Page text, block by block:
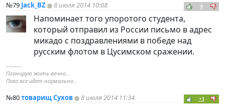
№79 Jack_BZ 8 июля 2014 10:08 0
Напоминает того упоротого студента,
который отправил из России письмо в адрес
микадо с поздравлениями в победе над
русским флотом в Цусимском сражении.
----------
Планирую жить вечно...
Пока все идет нормально...
№80товарищ Сухов 8 июля 2014 11:34 +1